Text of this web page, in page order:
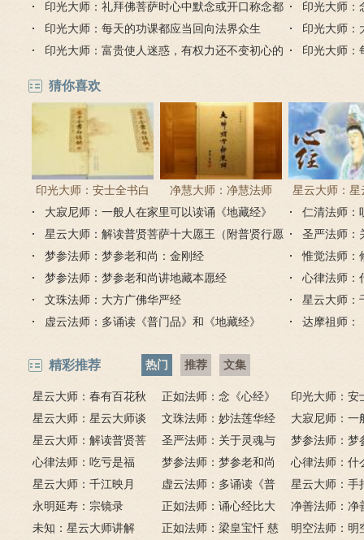
印光大师：礼拜佛菩萨时心中默念或开口称念都
可以
印光大师：
生西方
印光大师：每天的功课都应当回向法界众生
印光大师：
生计划
印光大师：富贵使人迷惑，有权力还不变初心的
印光大师：
猜你喜欢
印光大师：安士全书白
话解
净慧大师：净慧法师
《楞严经》浅译
星云大师：星
《心经
大寂尼师：一般人在家里可以读诵《地藏经》
吗？
仁清法师：
星云大师：解读普贤菩萨十大愿王（附普贤行愿
品全文）
圣严法师：
梦参法师：梦参老和尚：金刚经
惟觉法师：
梦参法师：梦参老和尚讲地藏本愿经
心律法师：
文珠法师：大方广佛华严经
星云大师：
虚云法师：多诵读《普门品》和《地藏经》
达摩祖师：
精彩推荐 热门 推荐 文集
星云大师：春有百花秋
有月，夏有凉风冬有雪；
若无闲事挂心头，便是人
间好时节。
正如法师：念《心经》
比《大悲咒》更好吗？
印光大师：安
话解
星云大师：星云大师谈
《心经》
文珠法师：妙法莲华经
大寂尼师：一
里可以读诵《
吗？
星云大师：解读普贤菩
萨十大愿王（附普贤行愿
品全文）
圣严法师：关于灵魂与
鬼的终极真相
梦参法师：梦
尚：金刚经
心律法师：吃亏是福
梦参法师：梦参老和尚
讲地藏本愿经
心律法师：什
有缘？
星云大师：千江映月
虚云法师：多诵读《普
门品》和《地藏经》
星云大师：手
满田，低头便
六根清净方为
永明延寿：宗镜录
正如法师：诵心经比大
悲咒功德大吗
净善法师：净
看风水与算命
未知：星云大师讲解
正如法师：梁皇宝忏 慈
明空法师：明